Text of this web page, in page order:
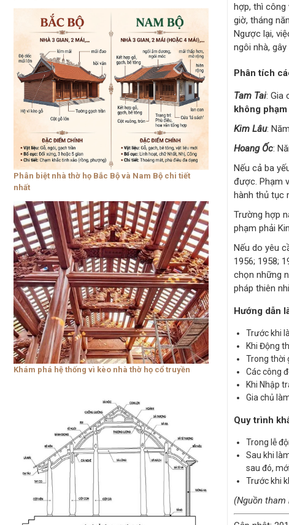
hợp, thì công
giờ, tháng
Ngược lại,
ngôi nhà,
Phân tích
Tam Tai: Gia
không phạm
Kim Lâu: Năm
Hoang Ốc:
Nếu cả ba
được. Phạm
hành thủ tục
Trường hợp
phạm phải
Nếu do yêu
1956; 1958;
chọn những
pháp thiên
Hướng dẫn
Trước khi
Khi Động
Trong thời
Các công
Khi Nhập
Gia chủ
Quy trình
Trong lễ
Sau khi
sau đó,
Trước khi
(Nguồn tham
Phân biệt nhà thờ họ Bắc Bộ và Nam Bộ chi tiết
nhất
Khám phá hệ thống vì kèo nhà thờ họ cổ truyền